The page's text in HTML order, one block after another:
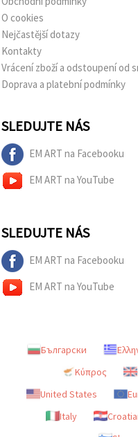
O cookies
Nejčastější dotazy
Kontakty
Vrácení zboží a odstoupení od
Doprava a platební podmínky
SLEDUJTE NÁS
EM ART na Facebooku
EM ART na YouTube
SLEDUJTE NÁS
EM ART na Facebooku
EM ART na YouTube
Български
Κύπρος
United States
Italy